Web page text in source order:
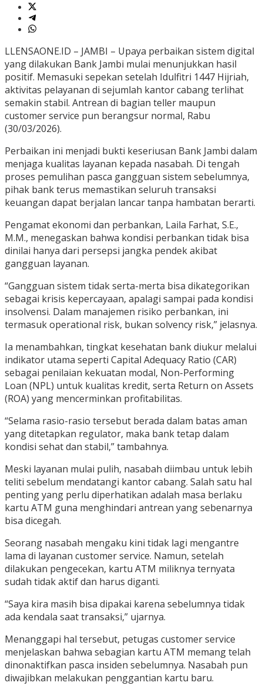
LLENSAONE.ID – JAMBI – Upaya perbaikan sistem digital
yang dilakukan Bank Jambi mulai menunjukkan hasil
positif. Memasuki sepekan setelah Idulfitri 1447 Hijriah,
aktivitas pelayanan di sejumlah kantor cabang terlihat
semakin stabil. Antrean di bagian teller maupun
customer service pun berangsur normal, Rabu
(30/03/2026).
Perbaikan ini menjadi bukti keseriusan Bank Jambi dalam
menjaga kualitas layanan kepada nasabah. Di tengah
proses pemulihan pasca gangguan sistem sebelumnya,
pihak bank terus memastikan seluruh transaksi
keuangan dapat berjalan lancar tanpa hambatan berarti.
Pengamat ekonomi dan perbankan, Laila Farhat, S.E.,
M.M., menegaskan bahwa kondisi perbankan tidak bisa
dinilai hanya dari persepsi jangka pendek akibat
gangguan layanan.
“Gangguan sistem tidak serta-merta bisa dikategorikan
sebagai krisis kepercayaan, apalagi sampai pada kondisi
insolvensi. Dalam manajemen risiko perbankan, ini
termasuk operational risk, bukan solvency risk,” jelasnya.
Ia menambahkan, tingkat kesehatan bank diukur melalui
indikator utama seperti Capital Adequacy Ratio (CAR)
sebagai penilaian kekuatan modal, Non-Performing
Loan (NPL) untuk kualitas kredit, serta Return on Assets
(ROA) yang mencerminkan profitabilitas.
“Selama rasio-rasio tersebut berada dalam batas aman
yang ditetapkan regulator, maka bank tetap dalam
kondisi sehat dan stabil,” tambahnya.
Meski layanan mulai pulih, nasabah diimbau untuk lebih
teliti sebelum mendatangi kantor cabang. Salah satu hal
penting yang perlu diperhatikan adalah masa berlaku
kartu ATM guna menghindari antrean yang sebenarnya
bisa dicegah.
Seorang nasabah mengaku kini tidak lagi mengantre
lama di layanan customer service. Namun, setelah
dilakukan pengecekan, kartu ATM miliknya ternyata
sudah tidak aktif dan harus diganti.
“Saya kira masih bisa dipakai karena sebelumnya tidak
ada kendala saat transaksi,” ujarnya.
Menanggapi hal tersebut, petugas customer service
menjelaskan bahwa sebagian kartu ATM memang telah
dinonaktifkan pasca insiden sebelumnya. Nasabah pun
diwajibkan melakukan penggantian kartu baru.